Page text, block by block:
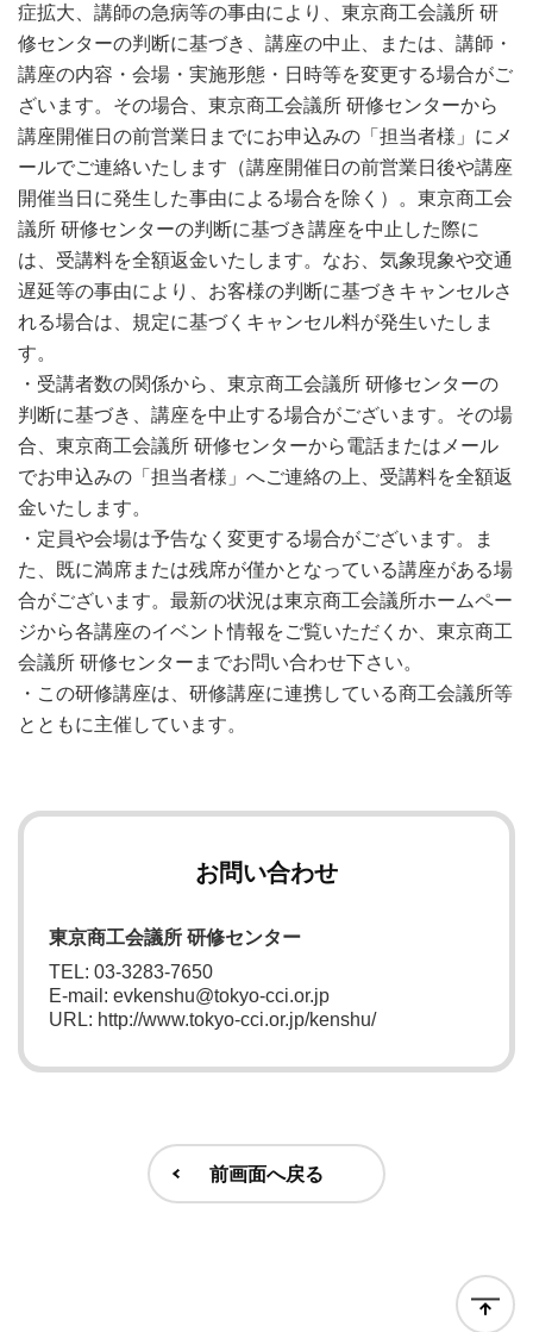
症拡大、講師の急病等の事由により、東京商工会議所 研
修センターの判断に基づき、講座の中止、または、講師・
講座の内容・会場・実施形態・日時等を変更する場合がご
ざいます。その場合、東京商工会議所 研修センターから
講座開催日の前営業日までにお申込みの「担当者様」にメ
ールでご連絡いたします（講座開催日の前営業日後や講座
開催当日に発生した事由による場合を除く）。東京商工会
議所 研修センターの判断に基づき講座を中止した際に
は、受講料を全額返金いたします。なお、気象現象や交通
遅延等の事由により、お客様の判断に基づきキャンセルさ
れる場合は、規定に基づくキャンセル料が発生いたしま
す。
・受講者数の関係から、東京商工会議所 研修センターの
判断に基づき、講座を中止する場合がございます。その場
合、東京商工会議所 研修センターから電話またはメール
でお申込みの「担当者様」へご連絡の上、受講料を全額返
金いたします。
・定員や会場は予告なく変更する場合がございます。ま
た、既に満席または残席が僅かとなっている講座がある場
合がございます。最新の状況は東京商工会議所ホームペー
ジから各講座のイベント情報をご覧いただくか、東京商工
会議所 研修センターまでお問い合わせ下さい。
・この研修講座は、研修講座に連携している商工会議所等
とともに主催しています。
お問い合わせ
東京商工会議所 研修センター
TEL: 03-3283-7650
E-mail: evkenshu@tokyo-cci.or.jp
URL: http://www.tokyo-cci.or.jp/kenshu/
前画面へ戻る